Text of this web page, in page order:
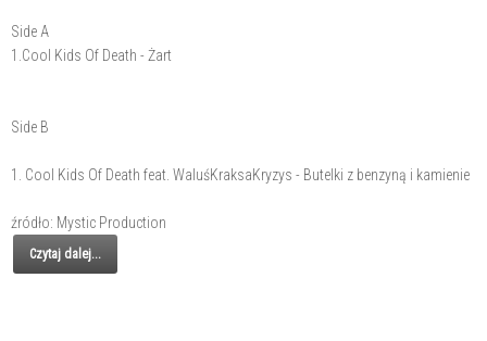
Side A
1.Cool Kids Of Death - Żart
Side B
1. Cool Kids Of Death feat. WaluśKraksaKryzys - Butelki z benzyną i kamienie
źródło: Mystic Production
Czytaj dalej...